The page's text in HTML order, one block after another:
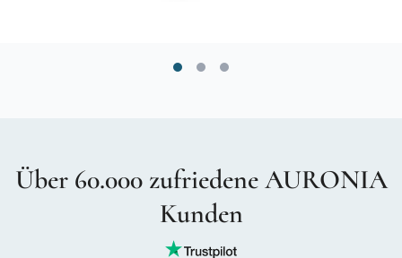
Über 60.000 zufriedene AURONIA
Kunden